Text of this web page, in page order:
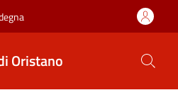
Oristano